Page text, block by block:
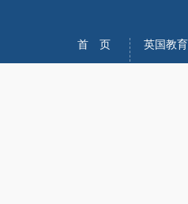
首 页 英国教育